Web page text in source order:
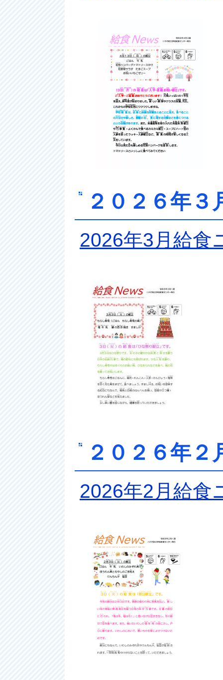
２０２６年３
2026年3月給食
２０２６年２
2026年2月給食